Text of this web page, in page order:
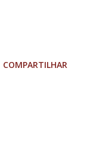
COMPARTILHAR